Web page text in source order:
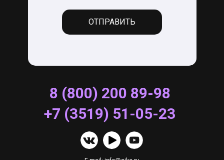
ОТПРАВИТЬ
8 (800) 200 89-98
+7 (3519) 51-05-23